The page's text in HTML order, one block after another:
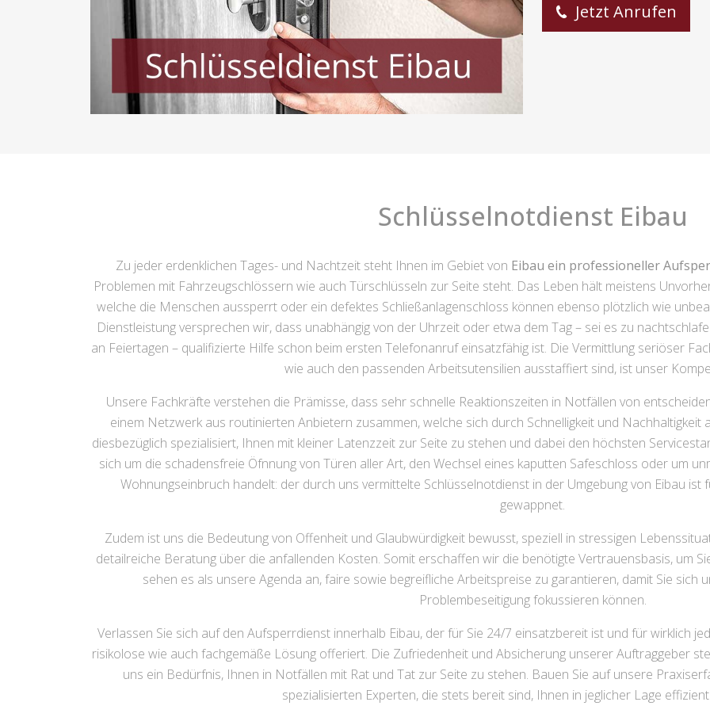
Jetzt Anrufen
Schlüsselnotdienst Eibau
Zu jeder erdenklichen Tages- und Nachtzeit steht Ihnen im Gebiet von Eibau ein professioneller
Problemen mit Fahrzeugschlössern wie auch Türschlüsseln zur Seite steht. Das Leben hält meistens
welche die Menschen aussperrt oder ein defektes Schließanlagenschloss können ebenso plötzlich wie
Dienstleistung versprechen wir, dass unabhängig von der Uhrzeit oder etwa dem Tag – sei es zu
an Feiertagen – qualifizierte Hilfe schon beim ersten Telefonanruf einsatzfähig ist. Die Vermittlung seriöser
wie auch den passenden Arbeitsutensilien ausstaffiert sind, ist unser
Unsere Fachkräfte verstehen die Prämisse, dass sehr schnelle Reaktionszeiten in Notfällen von
einem Netzwerk aus routinierten Anbietern zusammen, welche sich durch Schnelligkeit und Nachhaltigkeit
diesbezüglich spezialisiert, Ihnen mit kleiner Latenzzeit zur Seite zu stehen und dabei den höchsten
sich um die schadensfreie Öfnnung von Türen aller Art, den Wechsel eines kaputten Safeschloss oder um
Wohnungseinbruch handelt: der durch uns vermittelte Schlüsselnotdienst in der Umgebung von Eibau
gewappnet.
Zudem ist uns die Bedeutung von Offenheit und Glaubwürdigkeit bewusst, speziell in stressigen
detailreiche Beratung über die anfallenden Kosten. Somit erschaffen wir die benötigte Vertrauensbasis, um
sehen es als unsere Agenda an, faire sowie begreifliche Arbeitspreise zu garantieren, damit Sie sich
Problembeseitigung fokussieren können.
Verlassen Sie sich auf den Aufsperrdienst innerhalb Eibau, der für Sie 24/7 einsatzbereit ist und für wirklich
risikolose wie auch fachgemäße Lösung offeriert. Die Zufriedenheit und Absicherung unserer Auftraggeber
uns ein Bedürfnis, Ihnen in Notfällen mit Rat und Tat zur Seite zu stehen. Bauen Sie auf unsere
spezialisierten Experten, die stets bereit sind, Ihnen in jeglicher Lage